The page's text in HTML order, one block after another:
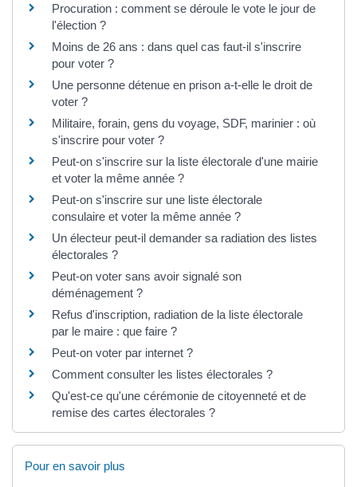
Procuration : comment se déroule le vote le jour de
l'élection ?
Moins de 26 ans : dans quel cas faut-il s'inscrire
pour voter ?
Une personne détenue en prison a-t-elle le droit de
voter ?
Militaire, forain, gens du voyage, SDF, marinier : où
s'inscrire pour voter ?
Peut-on s'inscrire sur la liste électorale d'une mairie
et voter la même année ?
Peut-on s'inscrire sur une liste électorale
consulaire et voter la même année ?
Un électeur peut-il demander sa radiation des listes
électorales ?
Peut-on voter sans avoir signalé son
déménagement ?
Refus d'inscription, radiation de la liste électorale
par le maire : que faire ?
Peut-on voter par internet ?
Comment consulter les listes électorales ?
Qu'est-ce qu'une cérémonie de citoyenneté et de
remise des cartes électorales ?
Pour en savoir plus